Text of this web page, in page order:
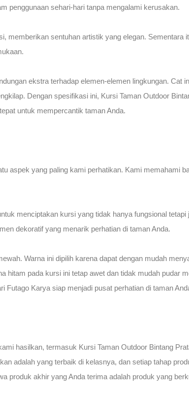
penggunaan sehari-hari tanpa mengalami kerusakan.
memberikan sentuhan artistik yang elegan.
ekstra terhadap elemen-elemen lingkungan. Cat
Dengan spesifikasi ini, Kursi Taman Outdoor
untuk mempercantik taman Anda.
aspek yang paling kami perhatikan. Kami memahami
menciptakan kursi yang tidak hanya fungsional
dekoratif yang menarik perhatian di taman Anda.
Warna ini dipilih karena dapat dengan mudah
hitam pada kursi ini tetap awet dan tidak mudah pudar
Futago Karya siap menjadi pusat perhatian di taman
hasilkan, termasuk Kursi Taman Outdoor Bintang
adalah yang terbaik di kelasnya, dan setiap tahap
produk akhir yang Anda terima adalah produk yang